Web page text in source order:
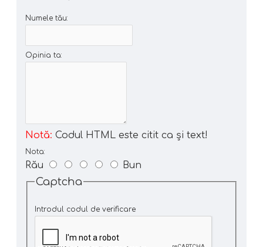
Numele tău:
Opinia ta:
Notă: Codul HTML este citit ca şi text!
Nota:
Rău Bun
Captcha
Introdul codul de verificare